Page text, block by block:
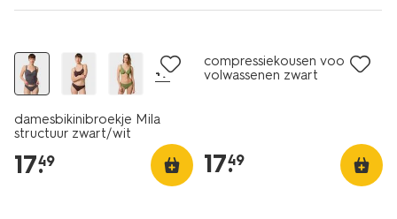
+7
damesbikinibroekje Mila
structuur zwart/wit
17.
49
compressiekousen voor
volwassenen zwart
17.
49